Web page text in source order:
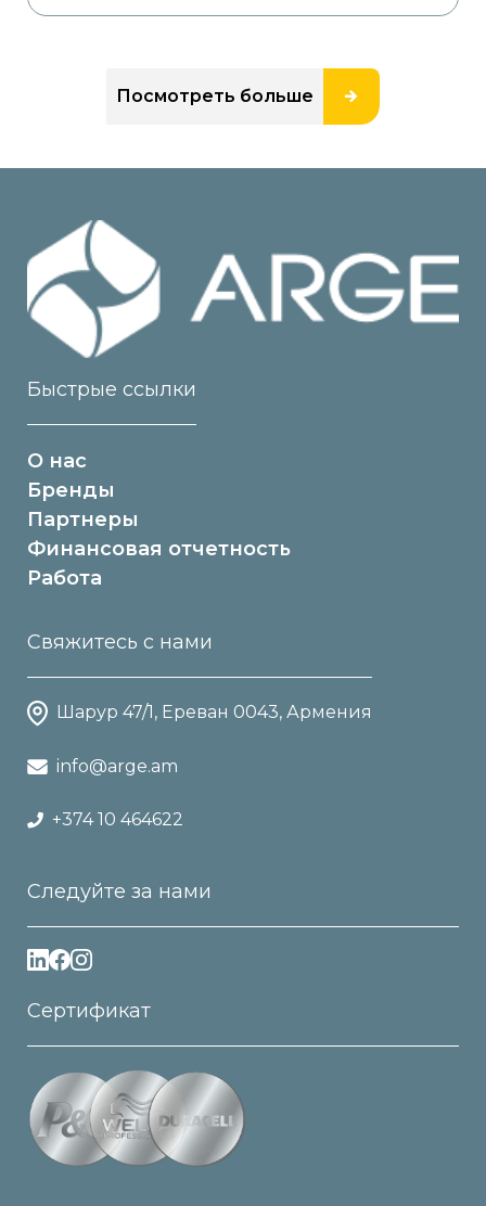
Посмотреть больше
Быстрые ссылки
О нас
Бренды
Партнеры
Финансовая отчетность
Работа
Свяжитесь с нами
Шарур 47/1, Ереван 0043, Армения
info@arge.am
+374 10 464622
Следуйте за нами
Сертификат